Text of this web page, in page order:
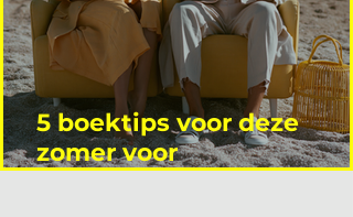
5 boektips voor deze
zomer voor